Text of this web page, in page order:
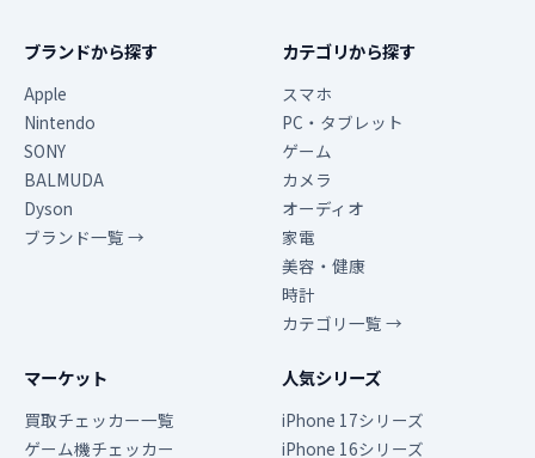
ブランドから探す
Apple
Nintendo
SONY
BALMUDA
Dyson
ブランド一覧 →
カテゴリから探す
スマホ
PC・タブレット
ゲーム
カメラ
オーディオ
家電
美容・健康
時計
カテゴリ一覧 →
マーケット
買取チェッカー一覧
ゲーム機チェッカー
人気シリーズ
iPhone 17シリーズ
iPhone 16シリーズ